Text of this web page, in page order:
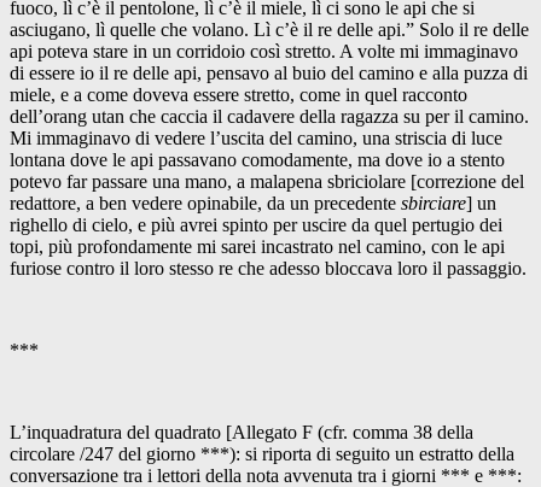
fuoco, lì c’è il pentolone, lì c’è il miele, lì ci sono le api che si
asciugano, lì quelle che volano. Lì c’è il re delle api.” Solo il re delle
api poteva stare in un corridoio così stretto. A volte mi immaginavo
di essere io il re delle api, pensavo al buio del camino e alla puzza di
miele, e a come doveva essere stretto, come in quel racconto
dell’orang utan che caccia il cadavere della ragazza su per il camino.
Mi immaginavo di vedere l’uscita del camino, una striscia di luce
lontana dove le api passavano comodamente, ma dove io a stento
potevo far passare una mano, a malapena sbriciolare [correzione del
redattore, a ben vedere opinabile, da un precedente sbirciare] un
righello di cielo, e più avrei spinto per uscire da quel pertugio dei
topi, più profondamente mi sarei incastrato nel camino, con le api
furiose contro il loro stesso re che adesso bloccava loro il passaggio.
***
L’inquadratura del quadrato [Allegato F (cfr. comma 38 della
circolare /247 del giorno ***): si riporta di seguito un estratto della
conversazione tra i lettori della nota avvenuta tra i giorni *** e ***: